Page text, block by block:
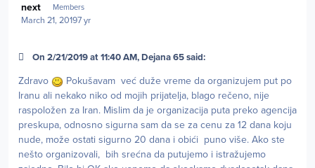
next Members
March 21, 20197 yr
On 2/21/2019 at 11:40 AM, Dejana 65 said:
Zdravo
Pokušavam već duže vreme da organizujem put po
Iranu ali nekako niko od mojih prijatelja, blago rečeno, nije
raspoložen za Iran. Mislim da je organizacija puta preko agencija
preskupa, odnosno sigurna sam da se za cenu za 12 dana koju
nude, može ostati sigurno 20 dana i obići puno više. Ako ste
nešto organizovali, bih srećna da putujemo i istražujemo